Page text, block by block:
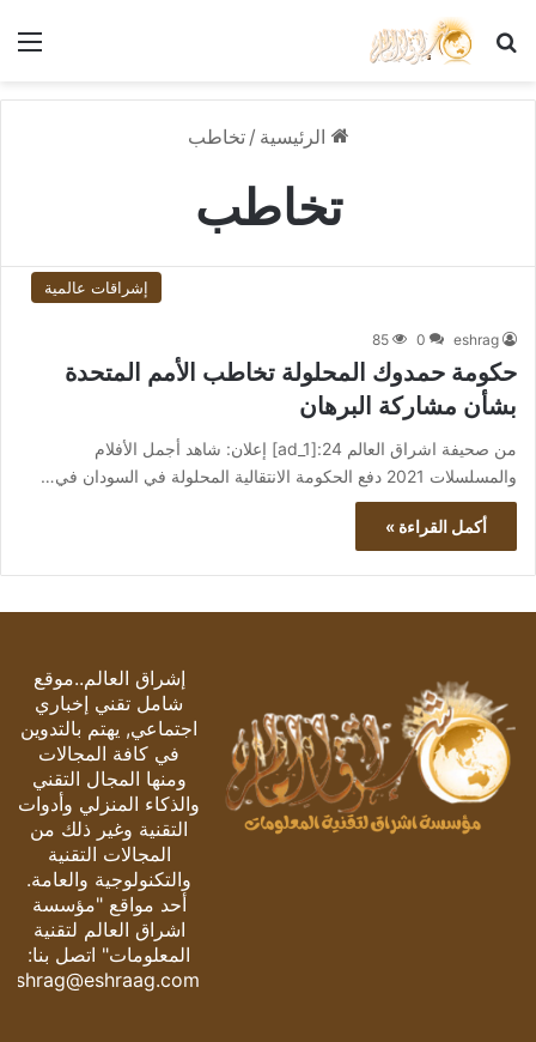
بحث عن
الرئيسية / تخاطب
تخاطب
إشراقات عالمية
eshrag
0
85
حكومة حمدوك المحلولة تخاطب الأمم المتحدة
بشأن مشاركة البرهان
من صحيفة اشراق العالم 24:[ad_1] إعلان: شاهد أجمل الأفلام
والمسلسلات 2021 دفع الحكومة الانتقالية المحلولة في السودان في…
أكمل القراءة »
إشراق العالم..موقع
شامل تقني إخباري
اجتماعي, يهتم بالتدوين
في كافة المجالات
ومنها المجال التقني
والذكاء المنزلي وأدوات
التقنية وغير ذلك من
المجالات التقنية
والتكنولوجية والعامة.
أحد مواقع "مؤسسة
اشراق العالم لتقنية
المعلومات" اتصل بنا:
eshrag@eshraag.com